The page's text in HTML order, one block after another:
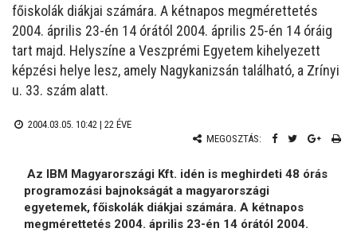
főiskolák diákjai számára. A kétnapos megmérettetés
2004. április 23-én 14 órától 2004. április 25-én 14 óráig
tart majd. Helyszíne a Veszprémi Egyetem kihelyezett
képzési helye lesz, amely Nagykanizsán található, a Zrínyi
u. 33. szám alatt.
2004.03.05. 10:42 | 22 ÉVE
MEGOSZTÁS:
Az IBM Magyarországi Kft. idén is meghirdeti 48 órás
programozási bajnokságát a magyarországi
egyetemek, főiskolák diákjai számára. A kétnapos
megmérettetés 2004. április 23-én 14 órától 2004.